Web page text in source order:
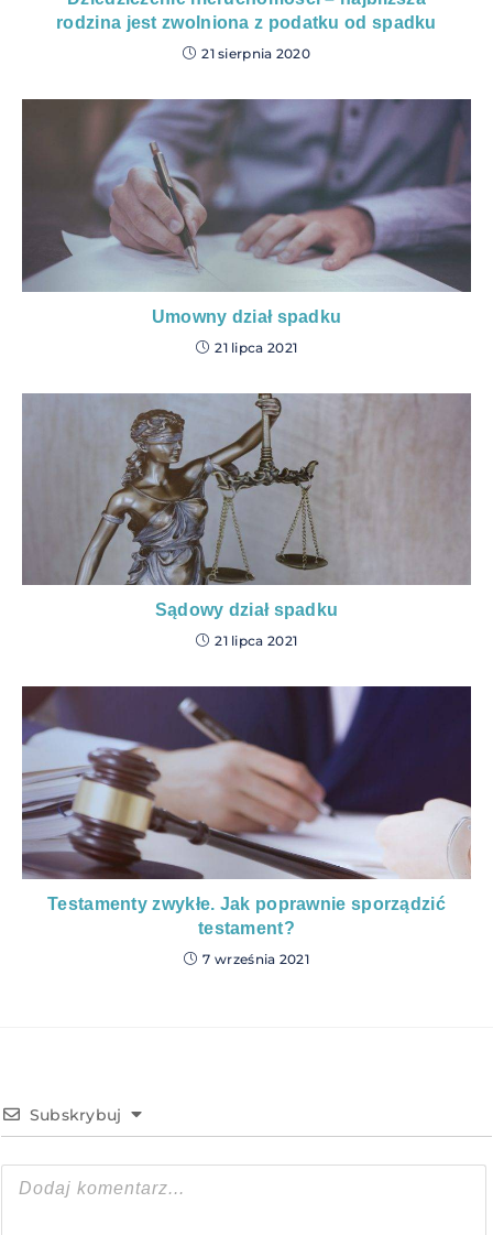
rodzina jest zwolniona z podatku od spadku
21 sierpnia 2020
Umowny dział spadku
21 lipca 2021
Sądowy dział spadku
21 lipca 2021
Testamenty zwykłe. Jak poprawnie sporządzić
testament?
7 września 2021
Subskrybuj